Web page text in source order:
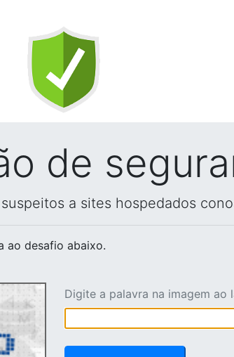
de
a sites hospedados
ao desafio abaixo.
Digite a palavra na imagem ao